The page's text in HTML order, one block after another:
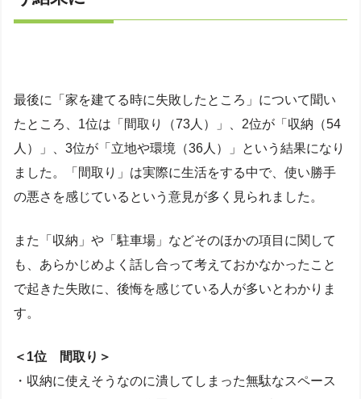
最後に「家を建てる時に失敗したところ」について聞い
たところ、1位は「間取り（73人）」、2位が「収納（54
人）」、3位が「立地や環境（36人）」という結果になり
ました。「間取り」は実際に生活をする中で、使い勝手
の悪さを感じているという意見が多く見られました。
また「収納」や「駐車場」などそのほかの項目に関して
も、あらかじめよく話し合って考えておかなかったこと
で起きた失敗に、後悔を感じている人が多いとわかりま
す。
＜1位 間取り＞
・収納に使えそうなのに潰してしまった無駄なスペース